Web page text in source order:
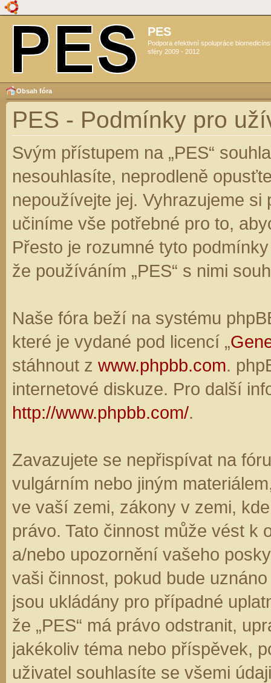
PES
Podpora efektivní spolupráce
sféry 2009 - 2012
Obsah fóra
PES - Podmínky pro
Svým přístupem na „PES“
nesouhlasíte, neprodleně
nepoužívejte jej. Vyhrazujeme
učiníme vše potřebné pro to,
Přesto je rozumné tyto
že používáním „PES“ s nimi
Naše fóra beží na systému
které je vydané pod licencí „
stáhnout z www.phpbb.com.
internetové diskuze. Pro další
http://www.phpbb.com/.
Zavazujete se nepřispívat na
vulgárním nebo jiným
ve vaší zemi, zákony v zemi,
právo. Tato činnost může vést k
a/nebo upozornění vašeho
vaši činnost, pokud bude
jsou ukládány pro případné
že „PES“ má právo odstranit,
jakékoliv téma nebo příspěvek,
uživatel souhlasíte se všemi